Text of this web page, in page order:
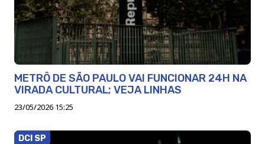
METRÔ DE SÃO PAULO VAI FUNCIONAR 24H NA
VIRADA CULTURAL; VEJA LINHAS
23/05/2026 15:25
DCI SP